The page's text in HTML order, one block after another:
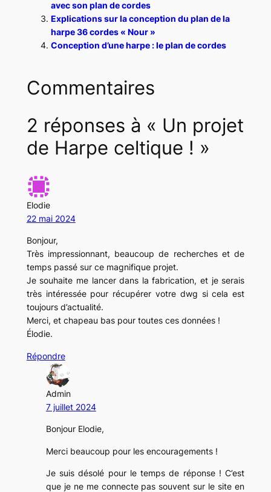
avec son plan de cordes
Explications sur la conception du plan de la
harpe 36 cordes « Nour »
Conception d’une harpe : le plan de cordes
Commentaires
2 réponses à « Un projet
de Harpe celtique ! »
Elodie
22 mai 2024
Bonjour,
Très impressionnant, beaucoup de recherches et de
temps passé sur ce magnifique projet.
Je souhaite me lancer dans la fabrication, et je serais
très intéressée pour récupérer votre dwg si cela est
toujours d’actualité.
Merci, et chapeau bas pour toutes ces données !
Élodie.
Répondre
Admin
7 juillet 2024
Bonjour Elodie,
Merci beaucoup pour les encouragements !
Je suis désolé pour le temps de réponse ! C’est
que je ne me connecte pas souvent sur le site en